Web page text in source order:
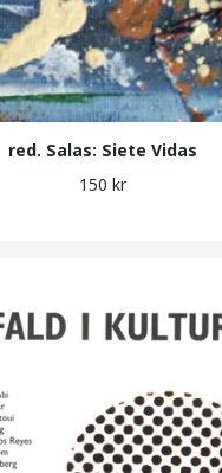
red. Salas: Siete Vidas
150 kr